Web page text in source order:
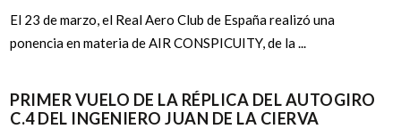
El 23 de marzo, el Real Aero Club de España realizó una
ponencia en materia de AIR CONSPICUITY, de la ...
PRIMER VUELO DE LA RÉPLICA DEL AUTOGIRO
C.4 DEL INGENIERO JUAN DE LA CIERVA